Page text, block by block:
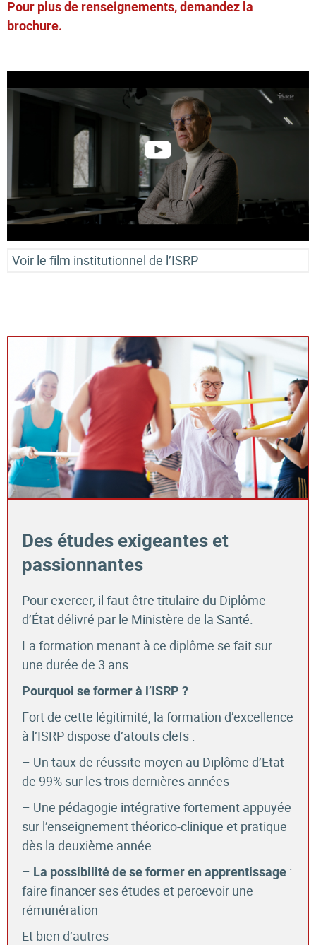
Pour plus de renseignements, demandez la
brochure.
Voir le film institutionnel de l’ISRP
Des études exigeantes et
passionnantes
Pour exercer, il faut être titulaire du Diplôme
d’État délivré par le Ministère de la Santé.
La formation menant à ce diplôme se fait sur
une durée de 3 ans.
Pourquoi se former à l’ISRP ?
Fort de cette légitimité, la formation d’excellence
à l’ISRP dispose d’atouts clefs :
– Un taux de réussite moyen au Diplôme d’Etat
de 99% sur les trois dernières années
– Une pédagogie intégrative fortement appuyée
sur l’enseignement théorico-clinique et pratique
dès la deuxième année
– La possibilité de se former en apprentissage :
faire financer ses études et percevoir une
rémunération
Et bien d’autres